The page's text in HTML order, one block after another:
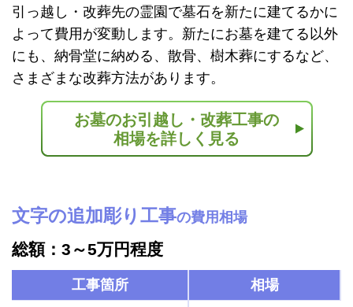
引っ越し・改葬先の霊園で墓石を新たに建てるかに
よって費用が変動します。新たにお墓を建てる以外
にも、納骨堂に納める、散骨、樹木葬にするなど、
さまざまな改葬方法があります。
お墓のお引越し・改葬工事の
相場を詳しく見る
文字の追加彫り工事の費用相場
総額：3～5万円程度
工事箇所
相場